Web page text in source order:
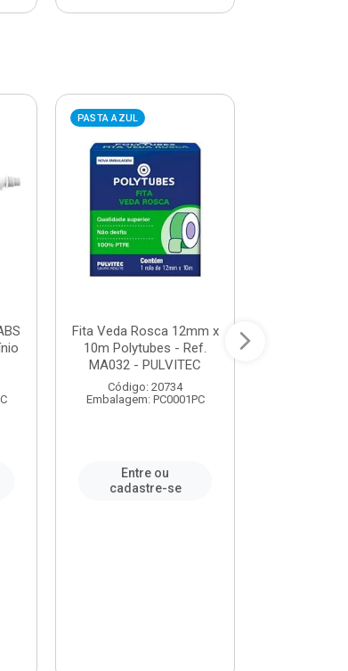
PASTA AZUL
Fita Veda Rosca 12mm x
10m Polytubes - Ref.
MA032 - PULVITEC
Código: 20734
Embalagem: PC0001PC
Entre ou
cadastre-se